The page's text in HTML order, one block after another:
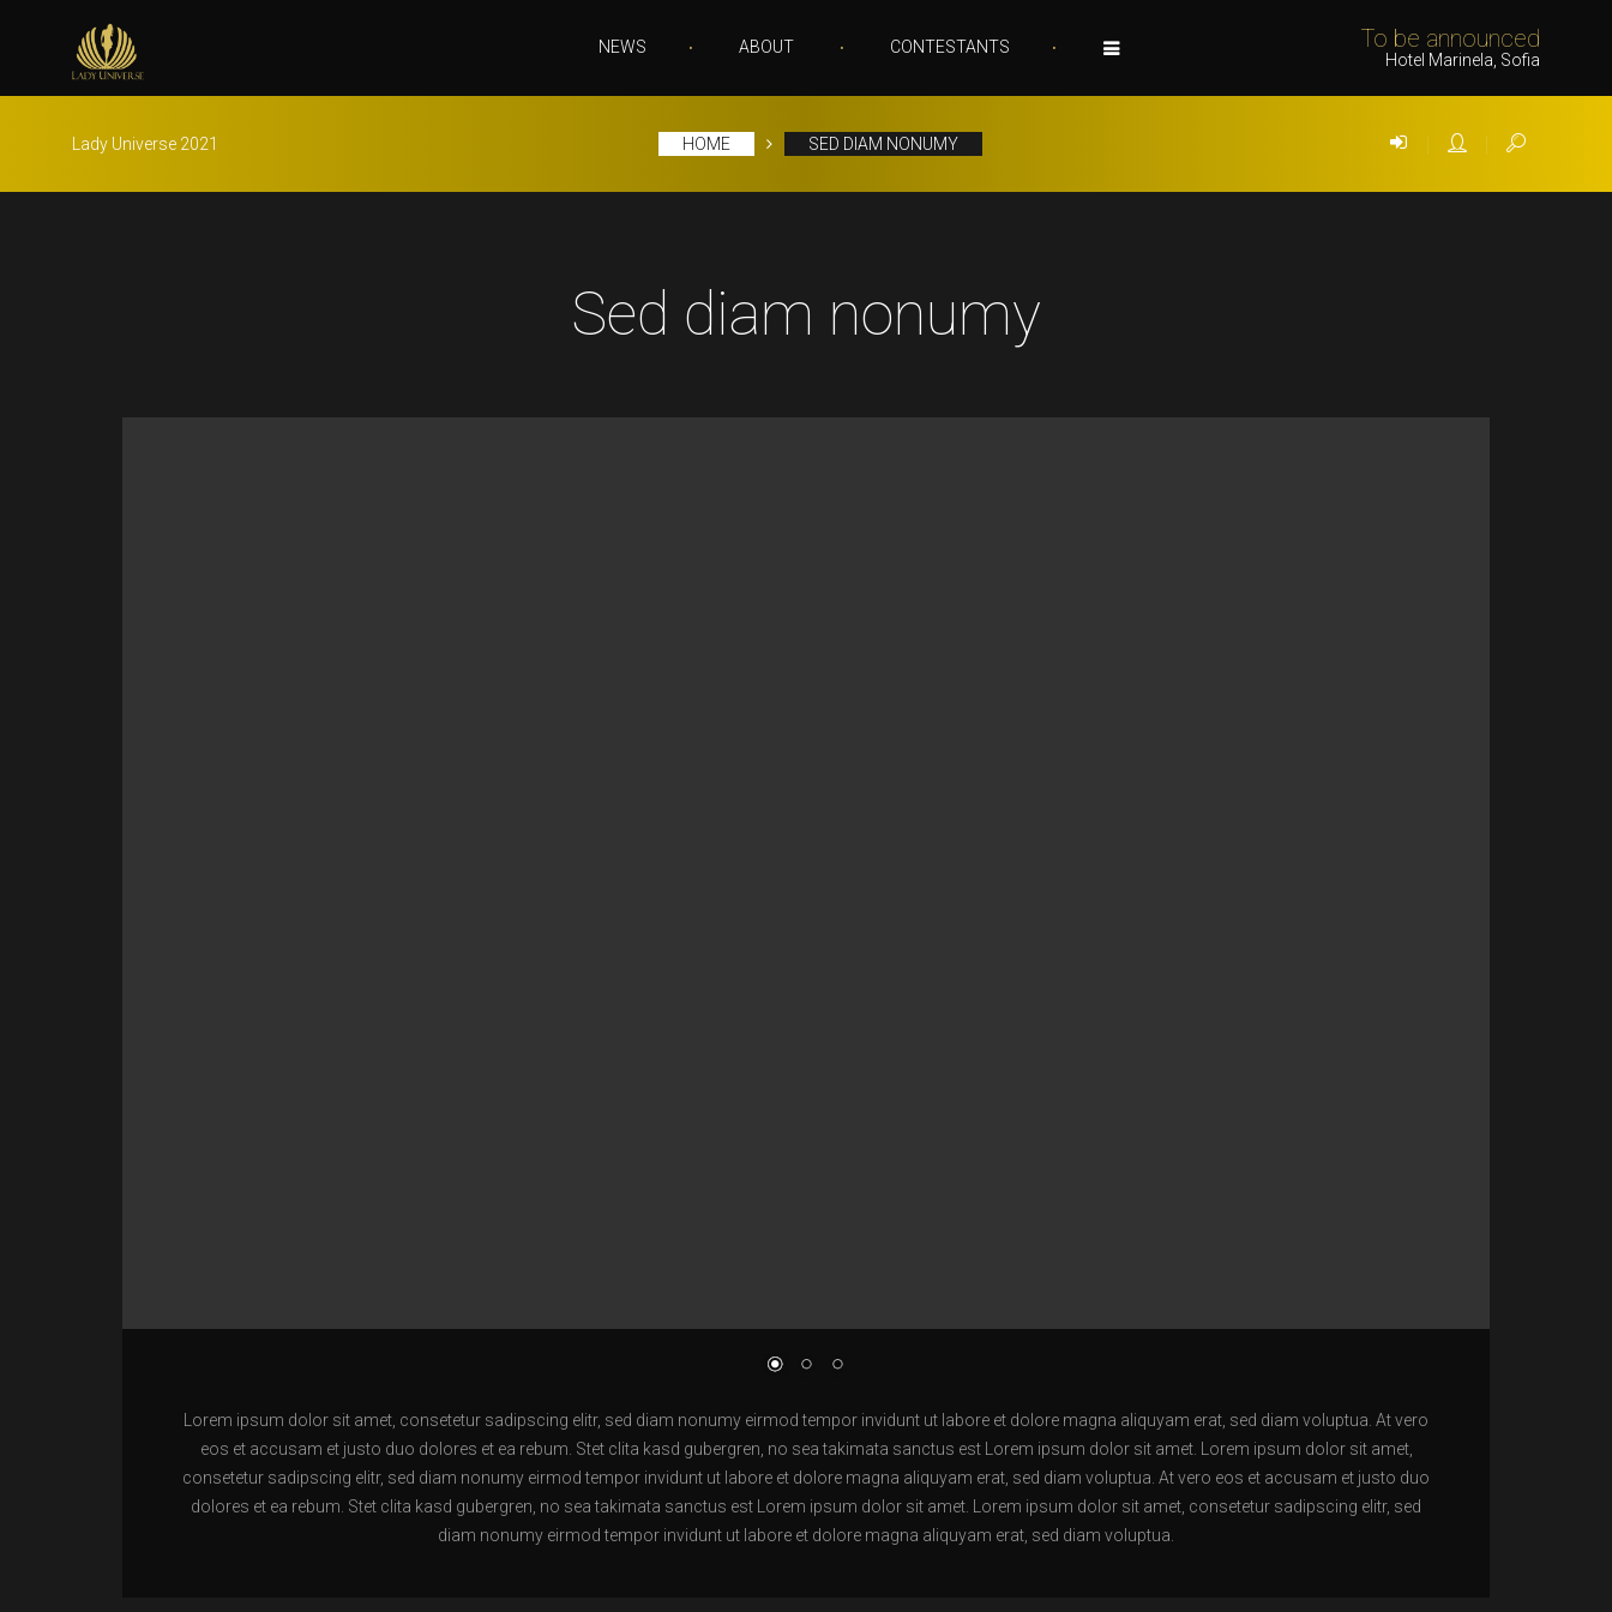
NEWS ABOUT CONTESTANTS To be announced
Hotel Marinela, Sofia
Lady Universe 2021 HOME SED DIAM NONUMY
Sed diam nonumy
Lorem ipsum dolor sit amet, consetetur sadipscing elitr, sed diam nonumy eirmod tempor invidunt ut labore et dolore magna aliquyam erat, sed diam voluptua. At vero
eos et accusam et justo duo dolores et ea rebum. Stet clita kasd gubergren, no sea takimata sanctus est Lorem ipsum dolor sit amet. Lorem ipsum dolor sit amet,
consetetur sadipscing elitr, sed diam nonumy eirmod tempor invidunt ut labore et dolore magna aliquyam erat, sed diam voluptua. At vero eos et accusam et justo duo
dolores et ea rebum. Stet clita kasd gubergren, no sea takimata sanctus est Lorem ipsum dolor sit amet. Lorem ipsum dolor sit amet, consetetur sadipscing elitr, sed
diam nonumy eirmod tempor invidunt ut labore et dolore magna aliquyam erat, sed diam voluptua.